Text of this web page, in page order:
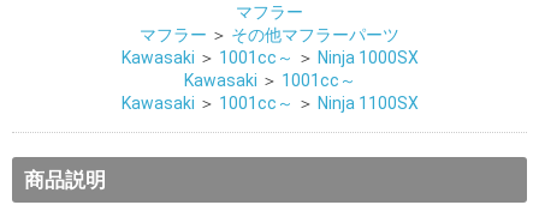
マフラー
マフラー ＞ その他マフラーパーツ
Kawasaki ＞ 1001cc～ ＞ Ninja 1000SX
Kawasaki ＞ 1001cc～
Kawasaki ＞ 1001cc～ ＞ Ninja 1100SX
商品説明